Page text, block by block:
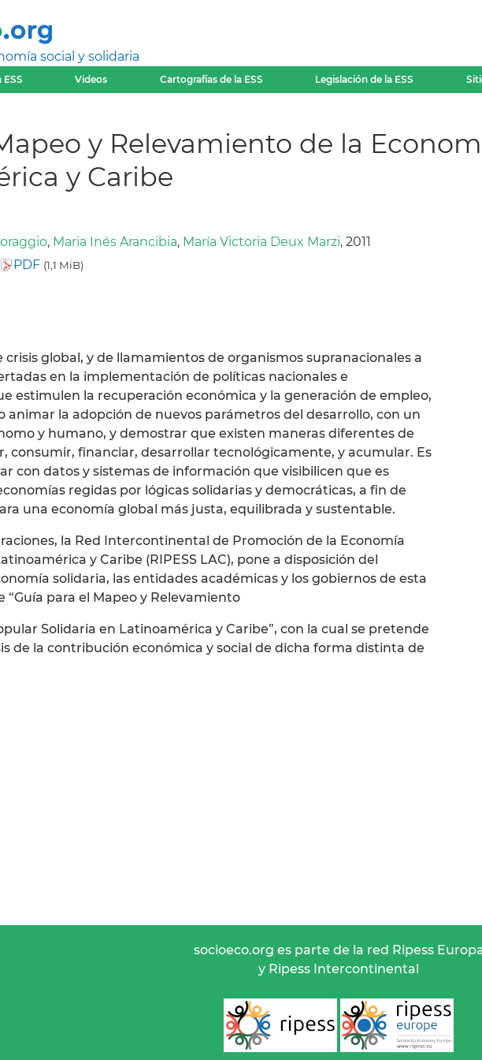
social y solidaria
Videos Cartografías de la ESS Legislación de la ESS
y Relevamiento de la
y Caribe
, Maria Inés Arancibia, María Victoria Deux Marzi, 2011
PDF (1,1 MiB)
crisis global, y de llamamientos de organismos supranacionales a
en la implementación de políticas nacionales e
estimulen la recuperación económica y la generación de empleo,
animar la adopción de nuevos parámetros del desarrollo, con un
y humano, y demostrar que existen maneras diferentes de
consumir, financiar, desarrollar tecnológicamente, y acumular. Es
con datos y sistemas de información que visibilicen que es
regidas por lógicas solidarias y democráticas, a fin de
una economía global más justa, equilibrada y sustentable.
la Red Intercontinental de Promoción de la Economía
y Caribe (RIPESS LAC), pone a disposición del
solidaria, las entidades académicas y los gobiernos de esta
“Guía para el Mapeo y Relevamiento
Solidaria en Latinoamérica y Caribe”, con la cual se pretende
de la contribución económica y social de dicha forma distinta de
socioeco.org es parte de la red Ripess
y Ripess Intercontinental